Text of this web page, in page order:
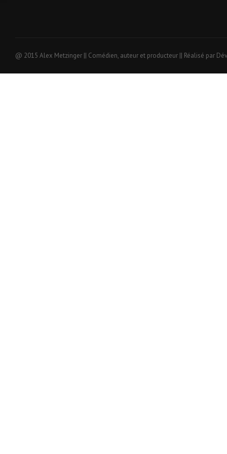
@ 2015 Alex Metzinger || Comédien, auteur et producteur || Réalisé par